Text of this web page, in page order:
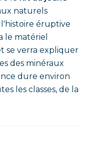
naturels
éruptive
le matériel
se verra expliquer
des minéraux
dure environ
les classes, de la